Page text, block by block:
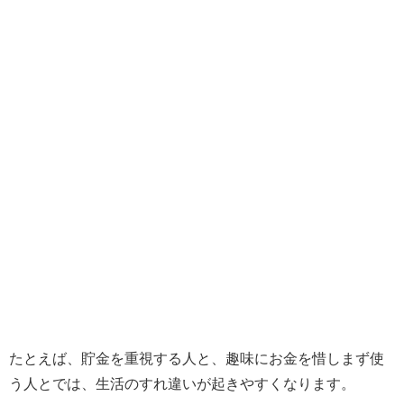
たとえば、貯金を重視する人と、趣味にお金を惜しまず使
う人とでは、生活のすれ違いが起きやすくなります。